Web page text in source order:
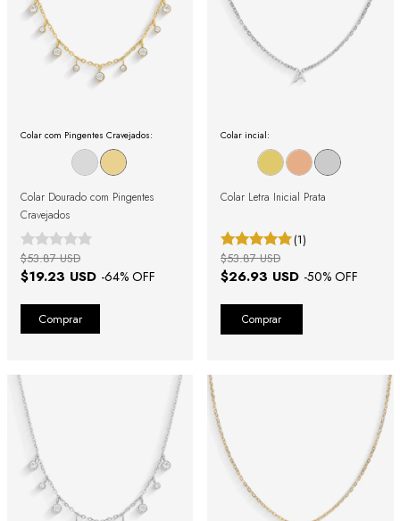
Colar com Pingentes Cravejados:
Colar Dourado com Pingentes
Cravejados
$19.23 USD -64% OFF
$53.87 USD
Colar incial:
Colar Letra Inicial Prata
(1)
$26.93 USD -50% OFF
$53.87 USD
Comprar